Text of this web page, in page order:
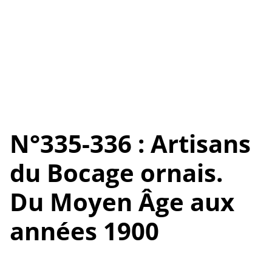
N°335-336 : Artisans
du Bocage ornais.
Du Moyen Âge aux
années 1900